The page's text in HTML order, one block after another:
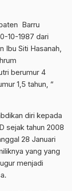
Barru
10-1987 dari
Ibu Siti Hasanah,
berumur 4
1,5 tahun, “
diri kepada
sejak tahun 2008
28 Januari
yang yang
menjadi